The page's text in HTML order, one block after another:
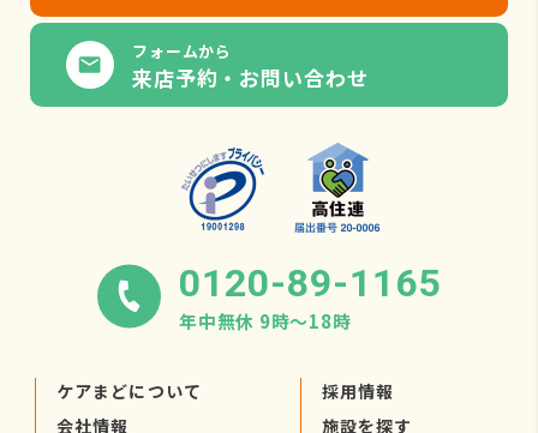
フォームから
来店予約・お問い合わせ
0120-89-1165
年中無休 9時〜18時
ケアまどについて
会社情報
採用情報
施設を探す